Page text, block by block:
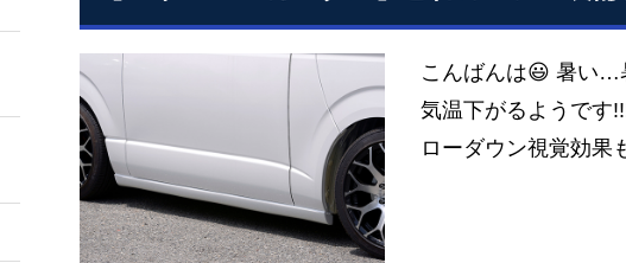
こんばんは😃 暑い…
気温下がるようで
ローダウン視覚効